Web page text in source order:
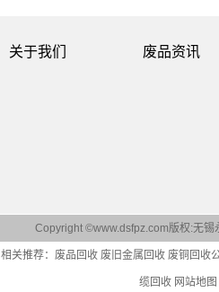
关于我们 废品资讯
Copyright ©www.dsfpz.com版权:无锡
相关推荐： 废品回收 废旧金属回收 废铜回收
缆回收 网站地图